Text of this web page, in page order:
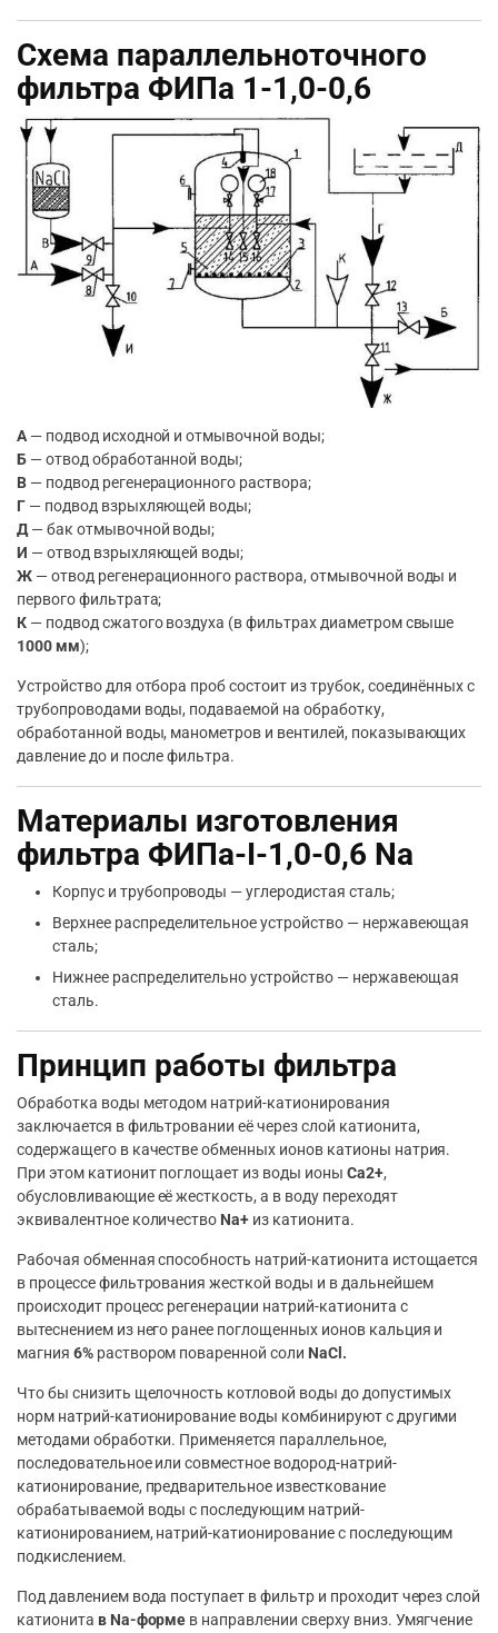
Схема параллельноточного
фильтра ФИПа 1-1,0-0,6
А— подвод исходной и отмывочной воды;
Б— отвод обработанной воды;
В— подвод регенерационного раствора;
Г— подвод взрыхляющей воды;
Д— бак отмывочной воды;
И — отвод взрыхляющей воды;
Ж— отвод регенерационного раствора, отмывочной воды и
первого фильтрата;
К— подвод сжатого воздуха (в фильтрах диаметром свыше
1000 мм);
Устройство для отбора проб состоит из трубок, соединённых с
трубопроводами воды, подаваемой на обработку,
обработанной воды, манометров и вентилей, показывающих
давление до и после фильтра.
Материалы изготовления
фильтра ФИПа-I-1,0-0,6 Na
Корпус и трубопроводы — углеродистая сталь;
Верхнее распределительное устройство — нержавеющая
сталь;
Нижнее распределительно устройство — нержавеющая
сталь.
Принцип работы фильтра
Обработка воды методом натрий-катионирования
заключается в фильтровании её через слой катионита,
содержащего в качестве обменных ионов катионы натрия.
При этом катионит поглощает из воды ионы Ca2+,
обусловливающие её жесткость, а в воду переходят
эквивалентное количество Na+ из катионита.
Рабочая обменная способность натрий-катионита истощается
в процессе фильтрования жесткой воды и в дальнейшем
происходит процесс регенерации натрий-катионита с
вытеснением из него ранее поглощенных ионов кальция и
магния 6%раствором поваренной соли NaCl.
Что бы снизить щелочность котловой воды до допустимых
норм натрий-катионирование воды комбинируют с другими
методами обработки. Применяется параллельное,
последовательное или совместное водород-натрий-
катионирование, предварительное известкование
обрабатываемой воды с последующим натрий-
катионированием, натрий-катионирование с последующим
подкислением.
Под давлением вода поступает в фильтр и проходит через слой
катионита в Na-форме в направлении сверху вниз. Умягчение